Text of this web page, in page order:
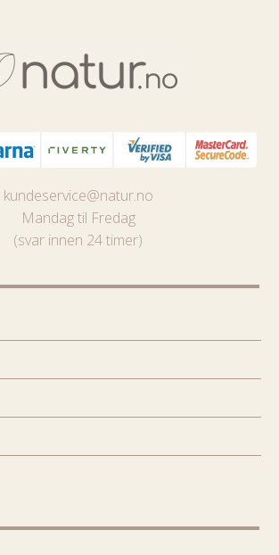
kundeservice@natur.no
Mandag til Fredag
(svar innen 24 timer)